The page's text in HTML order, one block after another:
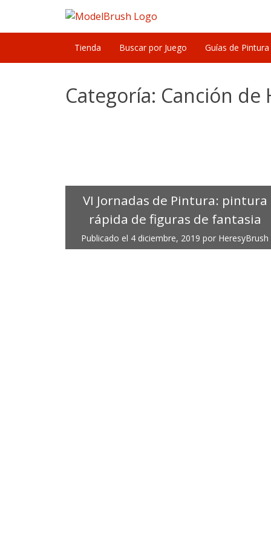
content
Tienda Buscar por Juego Guías de Pintura
Categoría: Canción de
VI Jornadas de Pintura: pintura
rápida de figuras de fantasia
Publicado el 4 diciembre, 2019 por HeresyBrush